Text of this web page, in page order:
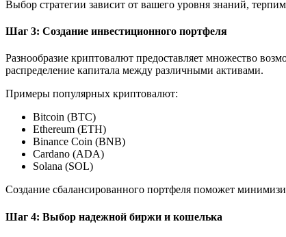
Выбор стратегии зависит от вашего уровня знаний,
Шаг 3: Создание инвестиционного портфеля
Разнообразие криптовалют предоставляет множество
распределение капитала между различными активами.
Примеры популярных криптовалют:
Bitcoin (BTC)
Ethereum (ETH)
Binance Coin (BNB)
Cardano (ADA)
Solana (SOL)
Создание сбалансированного портфеля поможет
Шаг 4: Выбор надежной биржи и кошелька